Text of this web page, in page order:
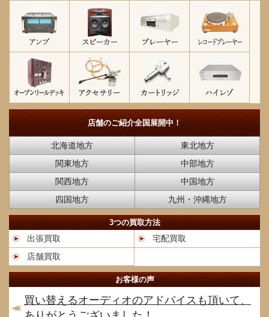
店舗のご紹介全国展開中！
北海道地方
東北地方
関東地方
中部地方
関西地方
中国地方
四国地方
九州・沖縄地方
3つの買取方法
出張買取
宅配買取
店舗買取
お客様の声
買い替えるオーディオのアドバイスも頂いて、